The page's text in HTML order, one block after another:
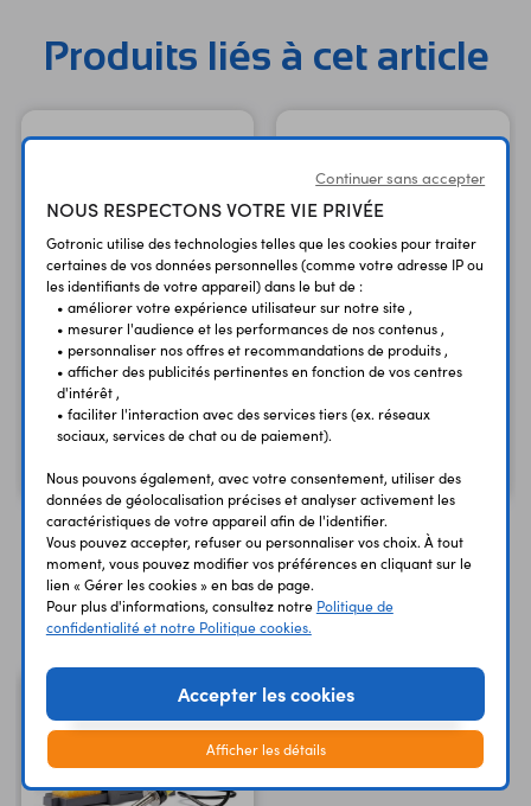
Produits liés à cet article
Panne 1,0 mm P0.8ECO
pour fer SR30C
3,30 €
2,75 € Code : 13527
Panne 1,6 mm P1.6ECO
pour fer SR30C
3,35 €
2,79 € Code : 13528
Vous avez déja consulté
Continuer sans accepter
NOUS RESPECTONS VOTRE VIE PRIVÉE
Gotronic utilise des technologies telles que les cookies pour traiter
certaines de vos données personnelles (comme votre adresse IP ou
les identifiants de votre appareil) dans le but de :
• améliorer votre expérience utilisateur sur notre site ,
• mesurer l'audience et les performances de nos contenus ,
• personnaliser nos offres et recommandations de produits ,
• afficher des publicités pertinentes en fonction de vos centres
d'intérêt ,
• faciliter l'interaction avec des services tiers (ex. réseaux
sociaux, services de chat ou de paiement).
Nous pouvons également, avec votre consentement, utiliser des
données de géolocalisation précises et analyser activement les
caractéristiques de votre appareil afin de l'identifier.
Vous pouvez accepter, refuser ou personnaliser vos choix. À tout
moment, vous pouvez modifier vos préférences en cliquant sur le
lien « Gérer les cookies » en bas de page.
Pour plus d'informations, consultez notre Politique de
confidentialité et notre Politique cookies.
Accepter les cookies
Afficher les détails